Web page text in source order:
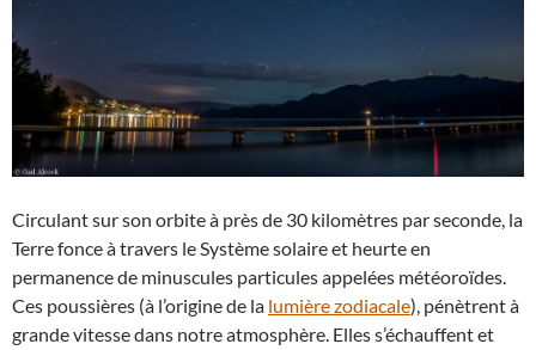
Circulant sur son orbite à près de 30 kilomètres par seconde, la
Terre fonce à travers le Système solaire et heurte en
permanence de minuscules particules appelées météoroïdes.
Ces poussières (à l’origine de la lumière zodiacale), pénètrent à
grande vitesse dans notre atmosphère. Elles s’échauffent et